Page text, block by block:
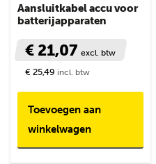
Aansluitkabel accu voor
batterijapparaten
€ 21,07 excl. btw
€ 25,49 incl. btw
Toevoegen aan
winkelwagen